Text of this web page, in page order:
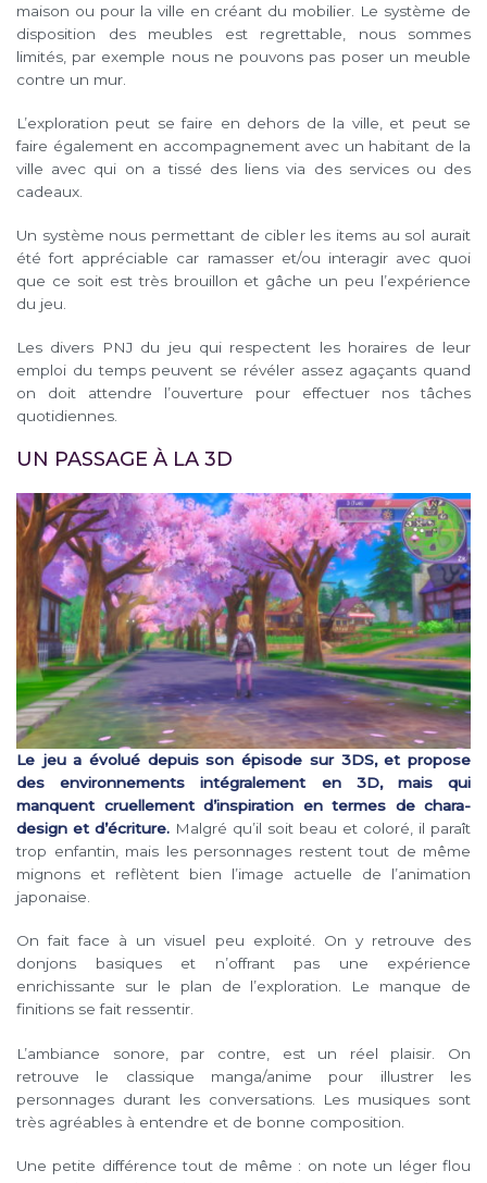
maison ou pour la ville en créant du mobilier. Le système de
disposition des meubles est regrettable, nous sommes
limités, par exemple nous ne pouvons pas poser un meuble
contre un mur.
L’exploration peut se faire en dehors de la ville, et peut se
faire également en accompagnement avec un habitant de la
ville avec qui on a tissé des liens via des services ou des
cadeaux.
Un système nous permettant de cibler les items au sol aurait
été fort appréciable car ramasser et/ou interagir avec quoi
que ce soit est très brouillon et gâche un peu l’expérience
du jeu.
Les divers PNJ du jeu qui respectent les horaires de leur
emploi du temps peuvent se révéler assez agaçants quand
on doit attendre l’ouverture pour effectuer nos tâches
quotidiennes.
UN PASSAGE À LA 3D
Le jeu a évolué depuis son épisode sur 3DS, et propose
des environnements intégralement en 3D, mais qui
manquent cruellement d’inspiration en termes de chara-
design et d’écriture. Malgré qu’il soit beau et coloré, il paraît
trop enfantin, mais les personnages restent tout de même
mignons et reflètent bien l’image actuelle de l’animation
japonaise.
On fait face à un visuel peu exploité. On y retrouve des
donjons basiques et n’offrant pas une expérience
enrichissante sur le plan de l’exploration. Le manque de
finitions se fait ressentir.
L’ambiance sonore, par contre, est un réel plaisir. On
retrouve le classique manga/anime pour illustrer les
personnages durant les conversations. Les musiques sont
très agréables à entendre et de bonne composition.
Une petite différence tout de même : on note un léger flou